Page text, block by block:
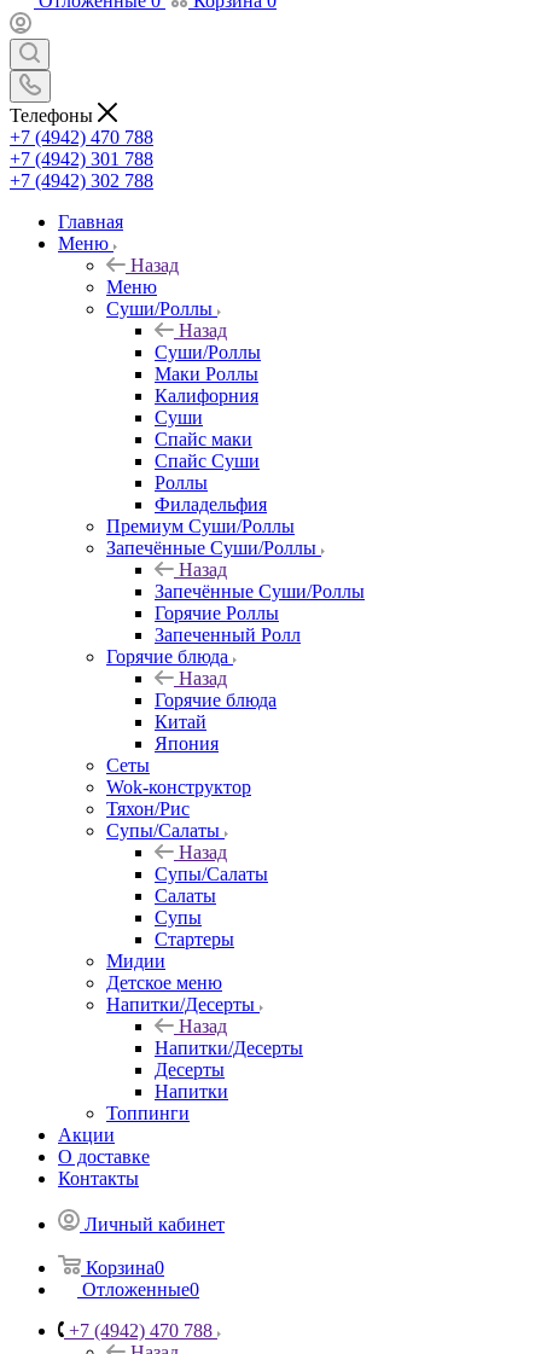
Телефоны
+7 (4942) 470 788
+7 (4942) 301 788
+7 (4942) 302 788
Главная
Меню
Назад
Меню
Суши/Роллы
Назад
Суши/Роллы
Маки Роллы
Калифорния
Суши
Спайс маки
Спайс Суши
Роллы
Филадельфия
Премиум Суши/Роллы
Запечённые Cуши/Роллы
Назад
Запечённые Cуши/Роллы
Горячие Роллы
Запеченный Ролл
Горячие блюда
Назад
Горячие блюда
Китай
Япония
Сеты
Wok-конструктор
Тяхон/Рис
Супы/Салаты
Назад
Супы/Салаты
Салаты
Супы
Стартеры
Мидии
Детское меню
Напитки/Десерты
Назад
Напитки/Десерты
Десерты
Напитки
Топпинги
Акции
О доставке
Контакты
Личный кабинет
Корзина0
Отложенные0
+7 (4942) 470 788